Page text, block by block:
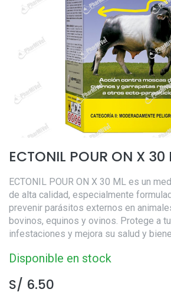
ECTONIL POUR ON X 30
ECTONIL POUR ON X 30 ML es un
de alta calidad, especialmente
prevenir parásitos externos en
bovinos, equinos y ovinos. Protege a
infestaciones y mejora su salud y
Disponible en stock
S/ 6.50